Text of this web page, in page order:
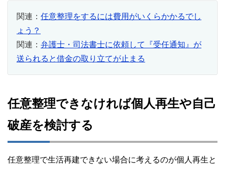
関連： 任意整理をするには費用がいくらかかるでし
ょう？
関連： 弁護士・司法書士に依頼して『受任通知』が
送られると借金の取り立てが止まる
任意整理できなければ個人再生や自己
破産を検討する
任意整理で生活再建できない場合に考えるのが個人再生と